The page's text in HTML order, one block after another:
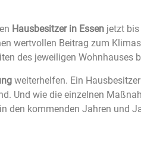
Hausbesitzer in Essen jetzt
wertvollen Beitrag zum
des jeweiligen Wohnhauses
weiterhelfen. Ein
Und wie die einzelnen
den kommenden Jahren und